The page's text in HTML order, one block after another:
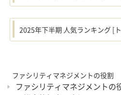
ファシリティマネジメントの役割
ファシリティマネジメントの
2025年下半期 人気ランキング [